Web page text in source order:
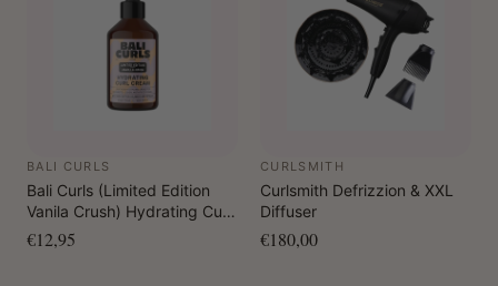
BALI CURLS
Bali Curls (Limited Edition
Vanila Crush) Hydrating Curl
Cream 150 ml
€12,95
CURLSMITH
Curlsmith Defrizzion & XXL
Diffuser
€180,00